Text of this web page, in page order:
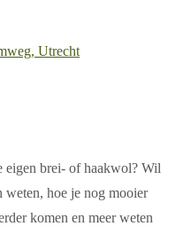
Utrecht
eigen brei- of haakwol? Wil
weten, hoe je nog mooier
komen en meer weten